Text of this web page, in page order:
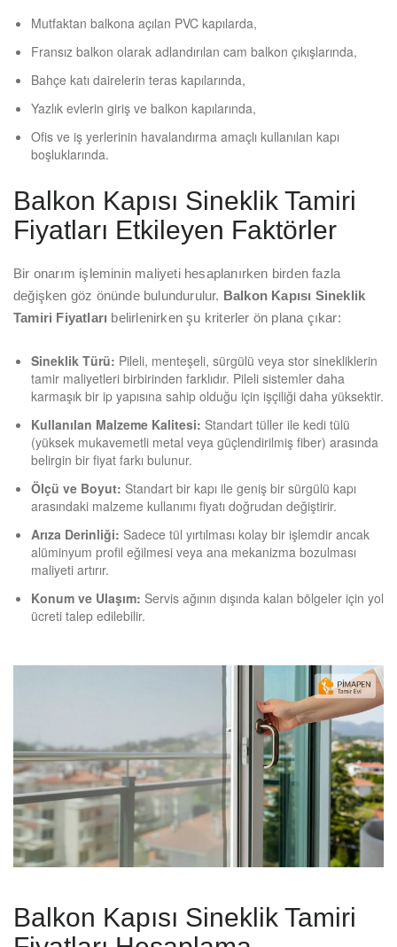
Mutfaktan balkona açılan PVC kapılarda,
Fransız balkon olarak adlandırılan cam balkon çıkışlarında,
Bahçe katı dairelerin teras kapılarında,
Yazlık evlerin giriş ve balkon kapılarında,
Ofis ve iş yerlerinin havalandırma amaçlı kullanılan kapı
boşluklarında.
Balkon Kapısı Sineklik Tamiri
Fiyatları Etkileyen Faktörler
Bir onarım işleminin maliyeti hesaplanırken birden fazla
değişken göz önünde bulundurulur. Balkon Kapısı Sineklik
Tamiri Fiyatları belirlenirken şu kriterler ön plana çıkar:
Sineklik Türü: Pileli, menteşeli, sürgülü veya stor sinekliklerin
tamir maliyetleri birbirinden farklıdır. Pileli sistemler daha
karmaşık bir ip yapısına sahip olduğu için işçiliği daha yüksektir.
Kullanılan Malzeme Kalitesi: Standart tüller ile kedi tülü
(yüksek mukavemetli metal veya güçlendirilmiş fiber) arasında
belirgin bir fiyat farkı bulunur.
Ölçü ve Boyut: Standart bir kapı ile geniş bir sürgülü kapı
arasındaki malzeme kullanımı fiyatı doğrudan değiştirir.
Arıza Derinliği: Sadece tül yırtılması kolay bir işlemdir ancak
alüminyum profil eğilmesi veya ana mekanizma bozulması
maliyeti artırır.
Konum ve Ulaşım: Servis ağının dışında kalan bölgeler için yol
ücreti talep edilebilir.
Balkon Kapısı Sineklik Tamiri